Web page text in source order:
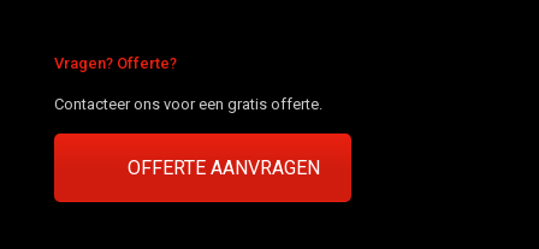
Vragen? Offerte?
Contacteer ons voor een gratis offerte.
OFFERTE AANVRAGEN